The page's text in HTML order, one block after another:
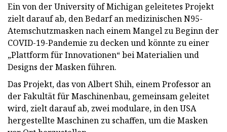
Ein von der University of Michigan geleitetes Projekt
zielt darauf ab, den Bedarf an medizinischen N95-
Atemschutzmasken nach einem Mangel zu Beginn der
COVID-19-Pandemie zu decken und könnte zu einer
„Plattform für Innovationen“ bei Materialien und
Designs der Masken führen.
Das Projekt, das von Albert Shih, einem Professor an
der Fakultät für Maschinenbau, gemeinsam geleitet
wird, zielt darauf ab, zwei modulare, in den USA
hergestellte Maschinen zu schaffen, um die Masken